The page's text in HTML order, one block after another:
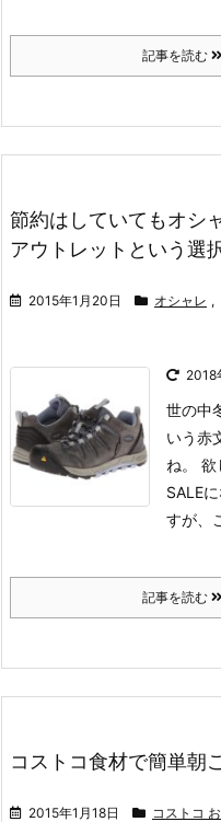
記事を読む
節約はしていてもオシ
アウトレットという選
2015年1月20日 オシャレ ,
2018
世の中
いう赤
ね。
欲
SALE
すが、
記事を読む
コストコ食材で簡単朝
2015年1月18日 コストコ